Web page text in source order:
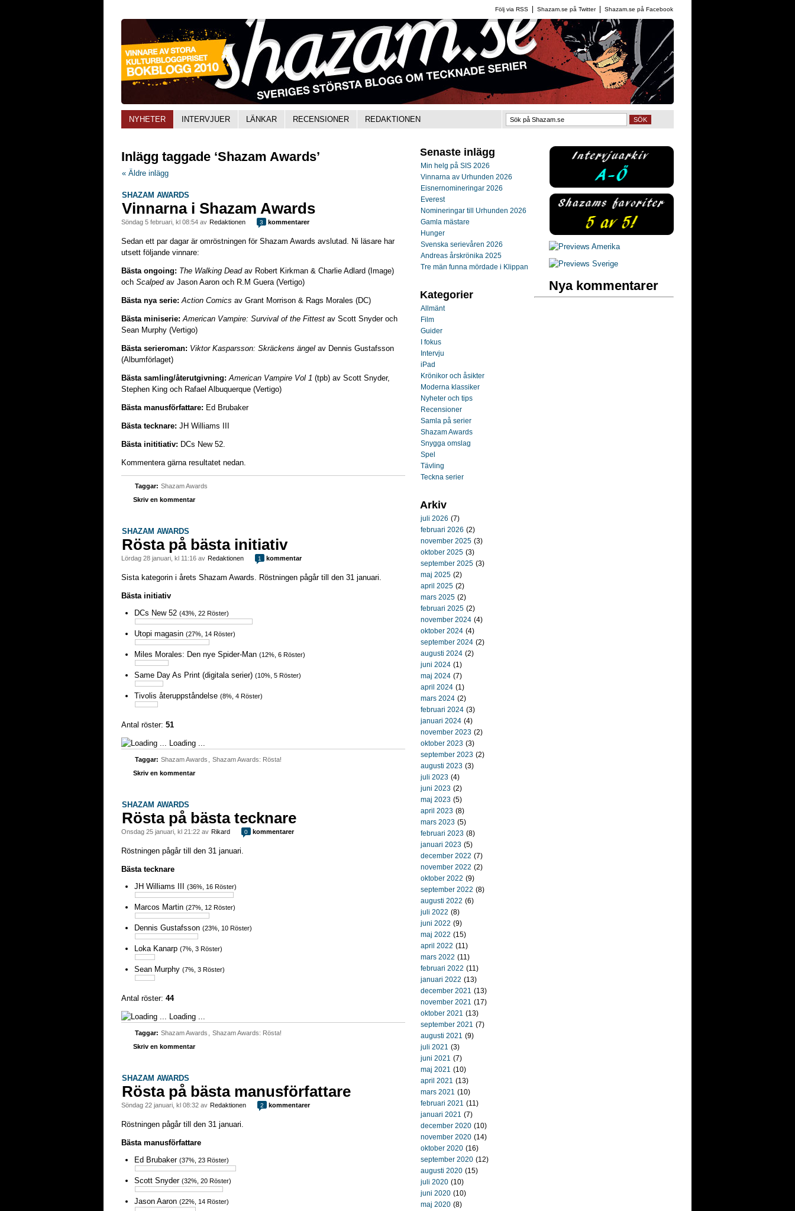
Shazam.se på Facebook
Shazam.se på Twitter
Följ via RSS
NYHETER INTERVJUER LÄNKAR RECENSIONER REDAKTIONEN SÖK
Inlägg taggade ‘Shazam Awards’
« Äldre inlägg
SHAZAM AWARDS
Vinnarna i Shazam Awards
söndag 5 februari, kl 08:54 av Redaktionen 3 kommentarer
Sedan ett par dagar är omröstningen för Shazam Awards avslutad. Ni läsare har
utsett följande vinnare:
Bästa ongoing: The Walking Deadav Robert Kirkman & Charlie Adlard (Image)
och Scalped av Jason Aaron och R.M Guera (Vertigo)
Bästa nya serie: Action Comics av Grant Morrison & Rags Morales (DC)
Bästa miniserie:American Vampire: Survival of the Fittest av Scott Snyder och
Sean Murphy (Vertigo)
Bästa serieroman: Viktor Kasparsson: Skräckens ängel av Dennis Gustafsson
(Albumförlaget)
Bästa samling/återutgivning: American Vampire Vol 1 (tpb) av Scott Snyder,
Stephen King och Rafael Albuquerque (Vertigo)
Bästa manusförfattare: Ed Brubaker
Bästa tecknare: JH Williams III
Bästa inititiativ: DCs New 52.
Kommentera gärna resultatet nedan.
Taggar: Shazam Awards
Skriv en kommentar
SHAZAM AWARDS
Rösta på bästa initiativ
lördag 28 januari, kl 11:16 av Redaktionen 1 kommentar
Sista kategorin i årets Shazam Awards. Röstningen pågår till den 31 januari.
Bästa initiativ
DCs New 52 (43%, 22 Röster)
Utopi magasin (27%, 14 Röster)
Miles Morales: Den nye Spider-Man (12%, 6 Röster)
Same Day As Print (digitala serier) (10%, 5 Röster)
Tivolis återuppståndelse (8%, 4 Röster)
Antal röster: 51
Loading ...
Taggar: Shazam Awards
Shazam Awards: Rösta!
Skriv en kommentar
SHAZAM AWARDS
Rösta på bästa tecknare
onsdag 25 januari, kl 21:22 av Rikard 0 kommentarer
Röstningen pågår till den 31 januari.
Bästa tecknare
JH Williams III
(36%, 16 Röster)
Marcos Martin (27%, 12 Röster)
Dennis Gustafsson (23%, 10 Röster)
Loka Kanarp (7%, 3 Röster)
Sean Murphy (7%, 3 Röster)
Antal röster: 44
Loading ...
Taggar: Shazam Awards
Shazam Awards: Rösta!
Skriv en kommentar
SHAZAM AWARDS
Rösta på bästa manusförfattare
söndag 22 januari, kl 08:32 av Redaktionen 2 kommentarer
Röstningen pågår till den 31 januari.
Bästa manusförfattare
Ed Brubaker (37%, 23 Röster)
Scott Snyder (32%, 20 Röster)
Jason Aaron (22%, 14 Röster)
Senaste inlägg
Min helg på SIS 2026
Vinnarna av Urhunden 2026
Eisnernomineringar 2026
Everest
Nomineringar till Urhunden 2026
Gamla mästare
Hunger
Svenska serievåren 2026
Andreas årskrönika 2025
Tre män funna mördade i Klippan
Kategorier
Allmänt
Film
Guider
I fokus
Intervju
iPad
Krönikor och åsikter
Moderna klassiker
Nyheter och tips
Recensioner
Samla på serier
Shazam Awards
Snygga omslag
Spel
Tävling
Teckna serier
Arkiv
juli 2026 (7)
februari 2026 (2)
november 2025 (3)
oktober 2025 (3)
september 2025 (3)
maj 2025 (2)
april 2025 (2)
mars 2025 (2)
februari 2025 (2)
november 2024 (4)
oktober 2024 (4)
september 2024 (2)
augusti 2024 (2)
juni 2024 (1)
maj 2024 (7)
april 2024 (1)
mars 2024 (2)
februari 2024 (3)
januari 2024 (4)
november 2023 (2)
oktober 2023 (3)
september 2023 (2)
augusti 2023 (3)
juli 2023 (4)
juni 2023 (2)
maj 2023 (5)
april 2023 (8)
mars 2023 (5)
februari 2023 (8)
januari 2023 (5)
december 2022 (7)
november 2022 (2)
oktober 2022 (9)
september 2022 (8)
augusti 2022 (6)
juli 2022 (8)
juni 2022 (9)
maj 2022 (15)
april 2022 (11)
mars 2022 (11)
februari 2022 (11)
januari 2022 (13)
december 2021 (13)
november 2021 (17)
oktober 2021 (13)
september 2021 (7)
augusti 2021 (9)
juli 2021 (3)
juni 2021 (7)
maj 2021 (10)
april 2021 (13)
mars 2021 (10)
februari 2021 (11)
januari 2021 (7)
december 2020 (10)
november 2020 (14)
oktober 2020 (16)
september 2020 (12)
augusti 2020 (15)
juli 2020 (10)
juni 2020 (10)
maj 2020 (8)
Nya kommentarer